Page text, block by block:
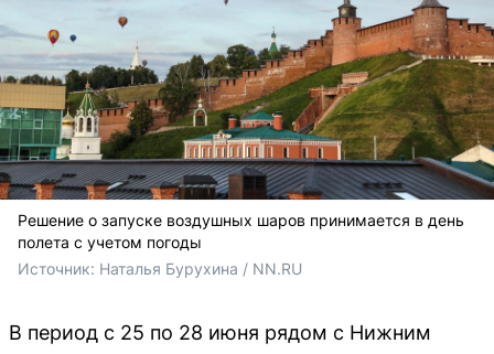
Решение о запуске воздушных шаров принимается в день
полета с учетом погоды
Источник: Наталья Бурухина / NN.RU
В период с 25 по 28 июня рядом с Нижним